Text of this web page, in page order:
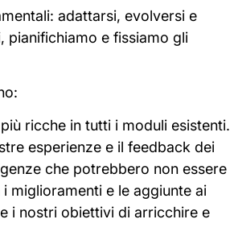
adattarsi, evolversi e
pianifichiamo e fissiamo gli
ricche in tutti i moduli esistenti.
esperienze e il feedback dei
che potrebbero non essere
miglioramenti e le aggiunte ai
i nostri obiettivi di arricchire e